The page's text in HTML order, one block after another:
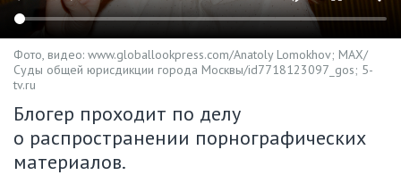
Фото, видео: www.globallookpress.com/Anatoly Lomokhov; MAX/
Суды общей юрисдикции города Москвы/id7718123097_gos; 5-
tv.ru
Блогер проходит по делу
о распространении порнографических
материалов.